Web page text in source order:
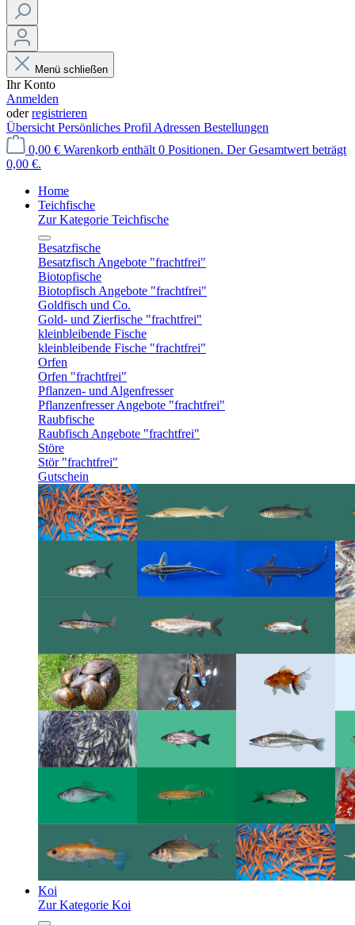
Menü schließen
Ihr Konto
Anmelden
oderregistrieren
Übersicht Persönliches Profil Adressen Bestellungen
0,00 € Warenkorb enthält 0 Positionen. Der Gesamtwert beträgt
0,00 €.
Home
Teichfische
Zur Kategorie Teichfische
Besatzfische
Besatzfisch Angebote "frachtfrei"
Biotopfische
Biotopfisch Angebote "frachtfrei"
Goldfisch und Co.
Gold- und Zierfische "frachtfrei"
kleinbleibende Fische
kleinbleibende Fische "frachtfrei"
Orfen
Orfen "frachtfrei"
Pflanzen- und Algenfresser
Pflanzenfresser Angebote "frachtfrei"
Raubfische
Raubfisch Angebote "frachtfrei"
Störe
Stör "frachtfrei"
Gutschein
Koi
Zur Kategorie Koi